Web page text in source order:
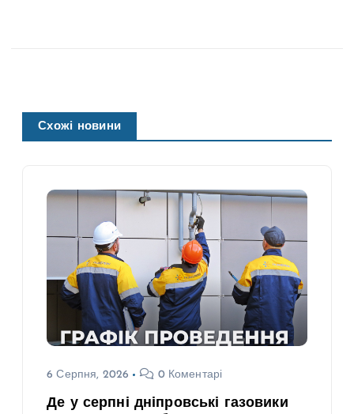
Схожі новини
6 Серпня, 2026 0 Коментарі
Де у серпні дніпровські газовики